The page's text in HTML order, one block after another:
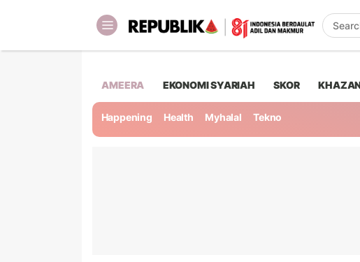
AMEERA EKONOMI SYARIAH SKOR
Happening Health Myhalal Tekno